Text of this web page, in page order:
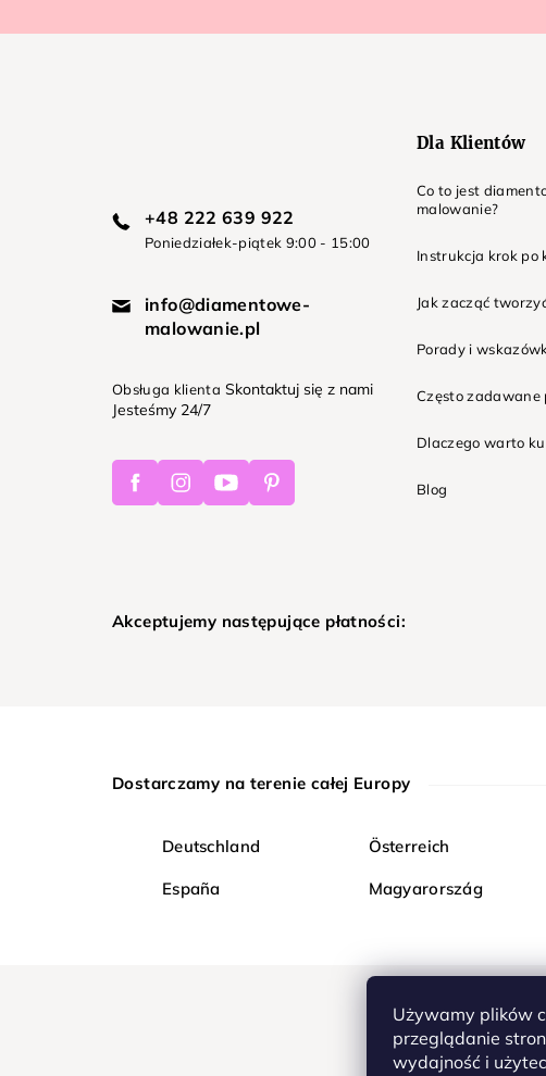
Używamy plików
przeglądanie
wydajność i
p
+48 222 639 922
Poniedziałek-piątek 9:00 - 15:00
info@diamentowe-
malowanie.pl
Obsługa klienta Skontaktuj się z nami
Jesteśmy 24/7
FacebookInstagramYoutubePinterest
Dla Klientów
Co to jest
malowanie?
Instrukcja krok po
Jak zacząć
Porady i
Często zadawane
Dlaczego warto
Blog
Akceptujemy następujące płatności:
Dostarczamy na terenie całej Europy
Deutschland Österreich
España Magyarország